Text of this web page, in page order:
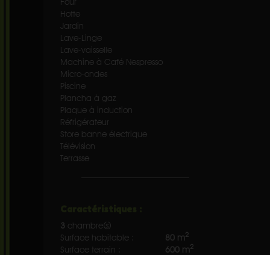
Hotte
Jardin
Lave-Linge
Lave-vaisselle
Machine à Café Nespresso
Micro-ondes
Piscine
Plancha à gaz
Plaque à induction
Réfrigérateur
Store banne électrique
Télévision
Terrasse
3 chambre(s)
Surface habitable :
80 m2
Surface terrain : 600 m2